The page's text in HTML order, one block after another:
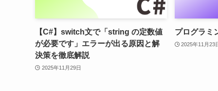
【C#】switch文で「string の定数値
が必要です」エラーが出る原因と解
決策を徹底解説
2025年11月29日
プログラミ
2025年11月23